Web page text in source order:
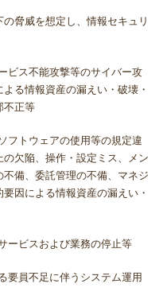
脅威を想定し、情報セキュリ
ビス不能攻撃等のサイバー攻
る情報資産の漏えい・破壊・
不正等
フトウェアの使用等の規定違
欠陥、操作・設定ミス、メン
備、委託管理の不備、マネジ
因による情報資産の漏えい・
ービスおよび業務の停止等
要員不足に伴うシステム運用